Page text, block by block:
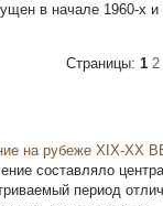
в начале 1960-х и
Страницы: 1 2
на рубеже XIX-
составляло
период